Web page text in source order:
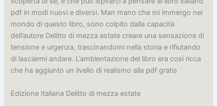
pdf in modi nuovi e diversi. Man mano che mi immergo nel
mondo di questo libro, sono colpito dalla capacità
dell’autore Delitto di mezza estate creare una sensazione di
tensione e urgenza, trascinandomi nella storia e rifiutando
di lasciarmi andare. L’ambientazione del libro era così ricca
che ha aggiunto un livello di realismo alla pdf gratis
Edizione Italiana Delitto di mezza estate